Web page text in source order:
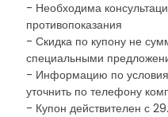
- Необходима
противопоказания
- Скидка по купону не
специальными
- Информацию по
уточнить по телефону
- Купон действителен с